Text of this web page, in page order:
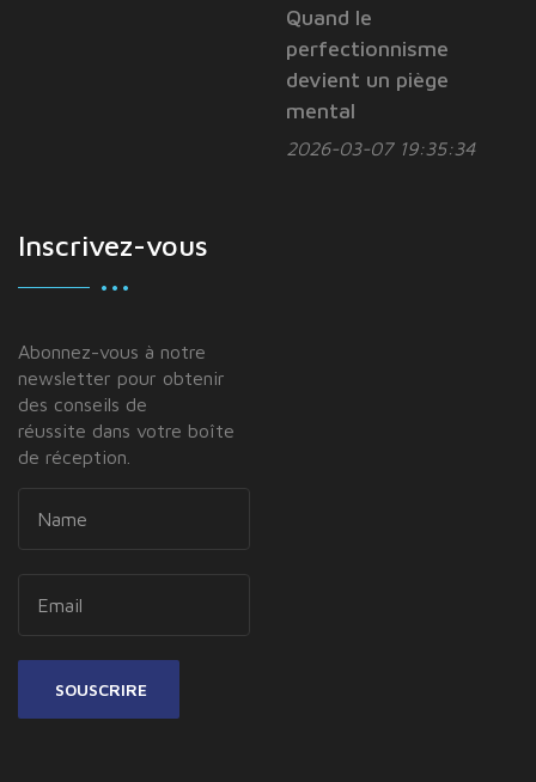
Quand le
perfectionnisme
devient un piège
mental
2026-03-07 19:35:34
Inscrivez-vous
Abonnez-vous à notre
newsletter pour obtenir
des conseils de
réussite dans votre boîte
de réception.
SOUSCRIRE